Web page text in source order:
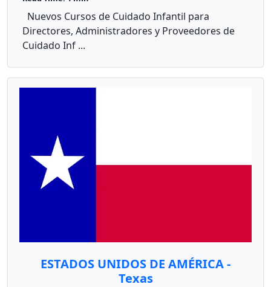
Nuevos Cursos de Cuidado Infantil para
Directores, Administradores y Proveedores de
Cuidado Inf ...
ESTADOS UNIDOS DE AMÉRICA -
Texas